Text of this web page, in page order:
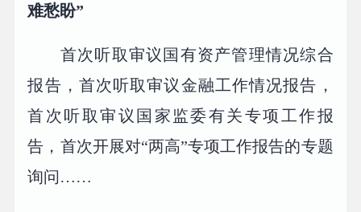
难愁盼”
首次听取审议国有资产管理情况综合
报告，首次听取审议金融工作情况报告，
首次听取审议国家监委有关专项工作报
告，首次开展对“两高”专项工作报告的专题
询问……